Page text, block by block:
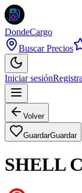
DondeCargo
Buscar Precios
Iniciar sesión
Volver
GuardarGuardar
SHELL